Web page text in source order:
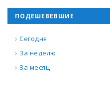
ПОДЕШЕВЕВШИЕ
Сегодня
За неделю
За месяц